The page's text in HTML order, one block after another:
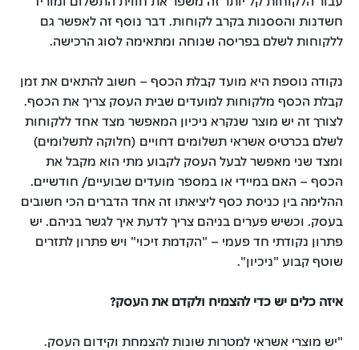
חשדנות והססנות בקרב לקוחות. דבר נוסף זה לאפשר גם
ללקוחות לשלם בפריסה שנוחה ומתאימה לסוג הרכישה.
נקודה נוספת היא מועד קבלת הכסף – חשוב להתאים את זמן
קבלת הכסף מלקוחות למועדים שבית העסק צריך את הכסף.
לצורך זה יש מוצר שנקרא ניכיון המאפשר מצד אחד ללקוחות
לשלם בכרטיס אשראי תשלומים דחויים (חלוקה לתשלומים)
ומצד שני מאפשר לבעל העסק לקבוע מתי הוא מקבל את
הכסף – האם במיידי או במספר מועדים שבועיים/ חודשיים.
ההלימה בין כניסת כסף ליציאתו זה אחד הדברים הכי חשובים
בעסק. וכשיש פערים בניהם צריך לדעת איך לגשר בניהם. יש
פתרון נקודתי חד פעמי – "הקדמת זיכוי" ויש פתרון לתזרים
שוטף קבוע "ניכיון".
איזה כלים יש כדי להצמיח ולקדם את העסק?
"יש מוצרי אשראי למטרות שונות להצמחת וקידום העסק.